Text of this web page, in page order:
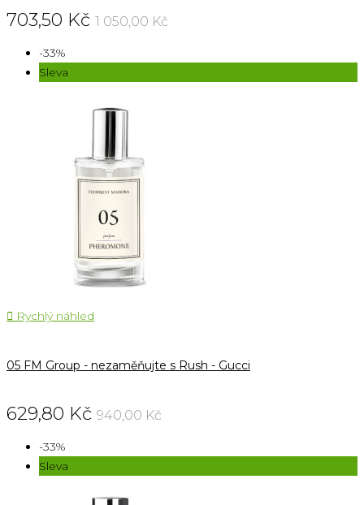
703,50 Kč 1 050,00 Kč
-33%
Sleva
 Rychlý náhled
05 FM Group - nezaměňujte s Rush - Gucci
629,80 Kč 940,00 Kč
-33%
Sleva